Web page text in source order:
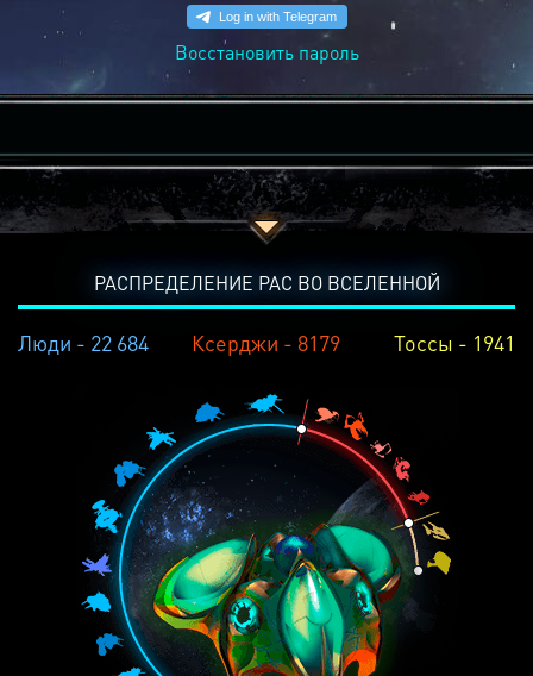
Восстановить пароль
РАСПРЕДЕЛЕНИЕ РАС ВО ВСЕЛЕННОЙ
Люди - 22 684 Ксерджи - 8179 Тоссы - 1941